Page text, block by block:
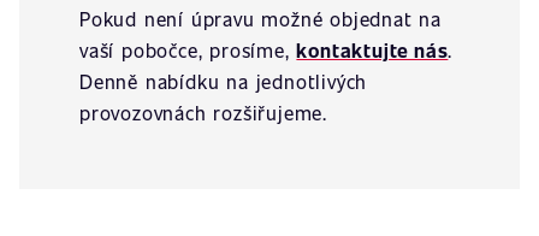
Pokud není úpravu možné objednat na
vaší pobočce, prosíme,kontaktujte nás.
Denně nabídku na jednotlivých
provozovnách rozšiřujeme.